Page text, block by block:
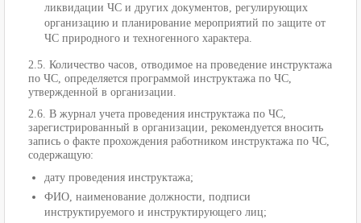
ликвидации ЧС и других документов, регулирующих
организацию и планирование мероприятий по защите от
ЧС природного и техногенного характера.
2.5. Количество часов, отводимое на проведение инструктажа
по ЧС, определяется программой инструктажа по ЧС,
утвержденной в организации.
2.6. В журнал учета проведения инструктажа по ЧС,
зарегистрированный в организации, рекомендуется вносить
запись о факте прохождения работником инструктажа по ЧС,
содержащую:
дату проведения инструктажа;
ФИО, наименование должности, подписи
инструктируемого и инструктирующего лиц;